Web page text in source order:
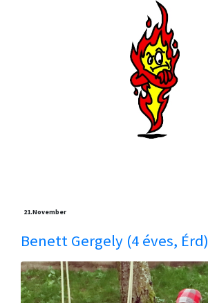
21.November
Benett Gergely (4 éves, Érd)